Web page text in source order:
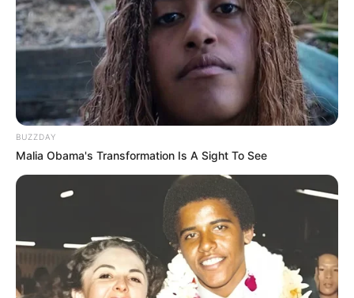
BUZZDAY
Malia Obama's Transformation Is A Sight To See